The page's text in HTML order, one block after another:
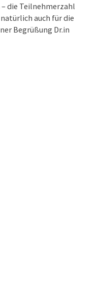
die Teilnehmerzahl
auch für die
Begrüßung Dr.in